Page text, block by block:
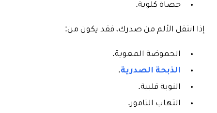
حصاة كلوية.
إذا انتقل الألم من صدرك، فقد يكون من:
الحموضة المعوية.
الذبحة الصدرية.
النوبة قلبية.
التهاب التامور.